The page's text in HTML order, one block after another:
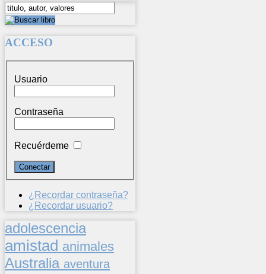
ACCESO
Usuario
Contraseña
Recuérdeme
¿Recordar contraseña?
¿Recordar usuario?
adolescencia
amistad animales
Australia aventura